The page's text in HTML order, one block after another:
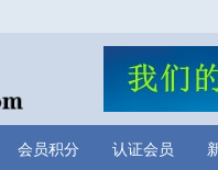
会员积分 认证会员